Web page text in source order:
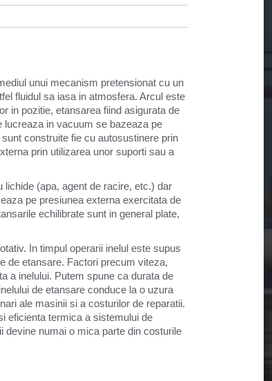
unui mecanism pretensionat cu un
fluidul sa iasa in atmosfera. Arcul este
in pozitie, etansarea fiind asigurata de
lucreaza in vacuum se bazeaza pe
construite fie cu autosustinere prin
prin utilizarea unor suporti sau a
(apa, agent de racire, etc.) dar
pe presiunea externa exercitata de
echilibrate sunt in general plate,
In timpul operarii inelul este supus
de etansare. Factori precum viteza,
a inelului. Putem spune ca durata de
de etansare conduce la o uzura
ale masinii si a costurilor de reparatii.
eficienta termica a sistemului de
devine numai o mica parte din costurile